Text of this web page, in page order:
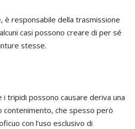
è responsabile della trasmissione
casi possono creare di per sé
stesse.
i tripidi possono causare deriva una
che spesso però
con l’uso esclusivo di